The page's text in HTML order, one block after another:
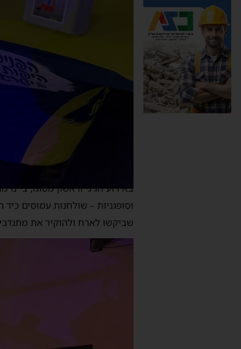
באירוע חגיגי וראשון מסוגו,
וסופגניות – שולחנות עמוסים
שביקשו לארח ולהוקיר את